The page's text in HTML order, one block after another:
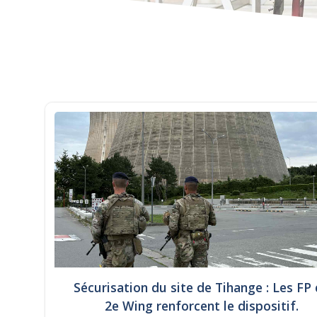
Sécurisation du site de Tihange : Les FP
2e Wing renforcent le dispositif.